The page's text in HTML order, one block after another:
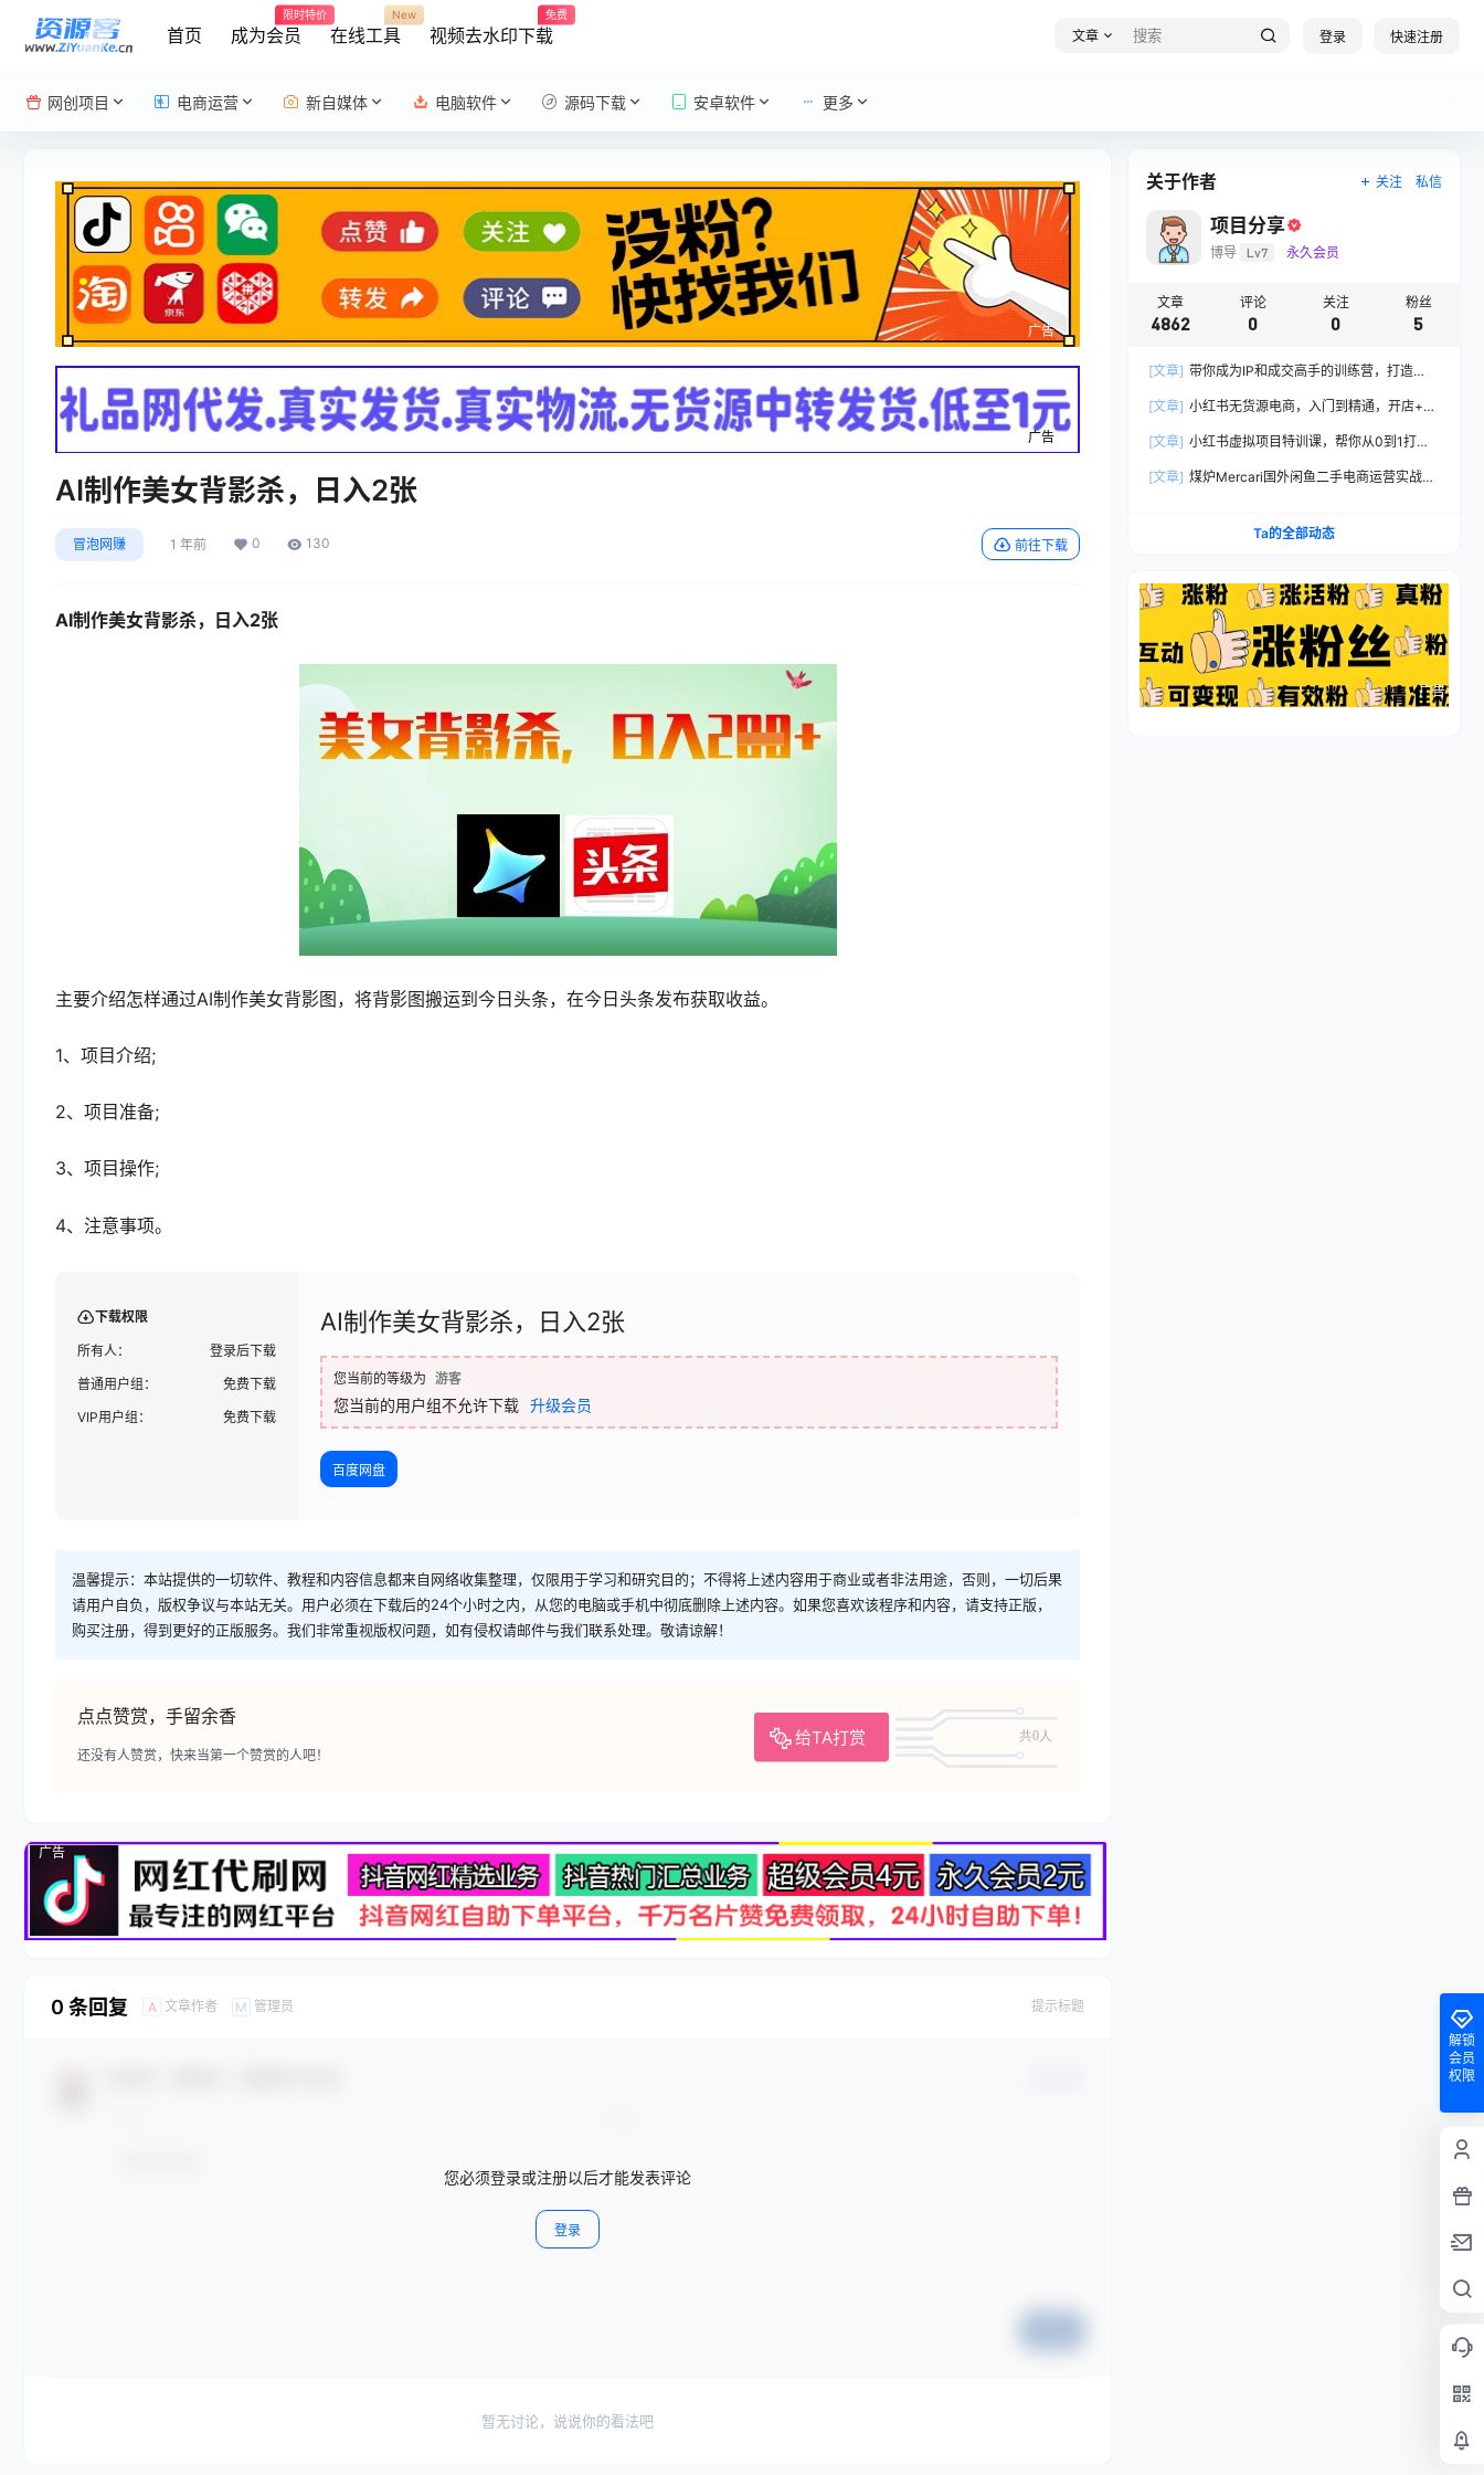
首页 成为会员
限时特价
在线工具
New
视频去水印下载
免费
文章 登录 快速注册
网创项目 电商运营 新自媒体 电脑软件 源码下载 安卓软件 更多
广告
广告
AI制作美女背影杀，日入2张
冒泡网赚 1 年前 0 130 前往下载
AI制作美女背影杀，日入2张
主要介绍怎样通过AI制作美女背影图，将背影图搬运到今日头条，在今日头条发布获取收益。
1、项目介绍;
2、项目准备;
3、项目操作;
4、注意事项。
下载权限
所有人：
登录后下载
普通用户组：
免费下载
VIP用户组：
免费下载
AI制作美女背影杀，日入2张
您当前的等级为 游客
您当前的用户组不允许下载 升级会员
百度网盘
温馨提示：本站提供的一切软件、教程和内容信息都来自网络收集整理，仅限用于学习和研究目的；不得将上述内容用于商业或者非法用途，否则，一切后果
请用户自负，版权争议与本站无关。用户必须在下载后的24个小时之内，从您的电脑或手机中彻底删除上述内容。如果您喜欢该程序和内容，请支持正版，
购买注册，得到更好的正版服务。我们非常重视版权问题，如有侵权请邮件与我们联系处理。敬请谅解！
点点赞赏，手留余香
给TA打赏 共0人
还没有人赞赏，快来当第一个赞赏的人吧！
广告
0 条回复 A 文章作者 M 管理员 提示标题
您必须登录或注册以后才能发表评论
登录
暂无讨论，说说你的看法吧
关于作者 关注 私信
项目分享
博导 Lv7 永久会员
文章
4862
评论
0
关注
0
粉丝
5
[文章] 带你成为IP和成交高手的训练营，打造
[文章] 小红书无货源电商，入门到精通，开店+选
[文章] 小红书虚拟项目特训课，帮你从0到1打造
[文章] 煤炉Mercari国外闲鱼二手电商运营实战全
Ta的全部动态
广告
解锁
会员
权限